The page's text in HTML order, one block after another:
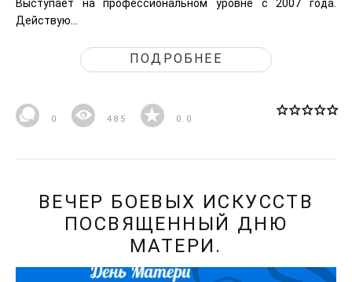
Выступает на профессиональном уровне с 2007 года.
Действую...
ПОДРОБНЕЕ
0 485 0.0
ВЕЧЕР БОЕВЫХ ИСКУССТВ
ПОСВЯЩЕННЫЙ ДНЮ
МАТЕРИ.